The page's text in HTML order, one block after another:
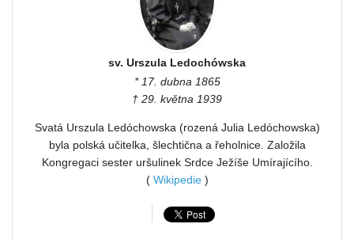
sv. Urszula Ledochówska
* 17. dubna 1865
† 29. května 1939
Svatá Urszula Ledóchowska (rozená Julia Ledóchowska)
byla polská učitelka, šlechtična a řeholnice. Založila
Kongregaci sester uršulinek Srdce Ježíše Umírajícího.
( Wikipedie)